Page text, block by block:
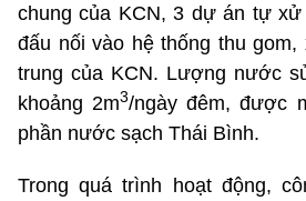
chung của KCN, 3 dự án tự
đấu nối vào hệ thống thu
trung của KCN. Lượng nước
khoảng 2m3/ngày đêm, được
phần nước sạch Thái Bình.
Trong quá trình hoạt động,